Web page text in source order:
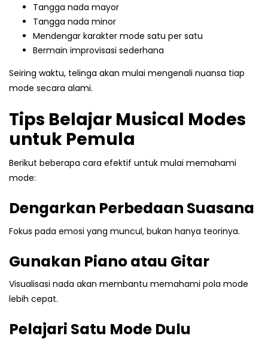
Tangga nada mayor
Tangga nada minor
Mendengar karakter mode satu per satu
Bermain improvisasi sederhana
Seiring waktu, telinga akan mulai mengenali nuansa tiap
mode secara alami.
Tips Belajar Musical Modes
untuk Pemula
Berikut beberapa cara efektif untuk mulai memahami
mode:
Dengarkan Perbedaan Suasana
Fokus pada emosi yang muncul, bukan hanya teorinya.
Gunakan Piano atau Gitar
Visualisasi nada akan membantu memahami pola mode
lebih cepat.
Pelajari Satu Mode Dulu